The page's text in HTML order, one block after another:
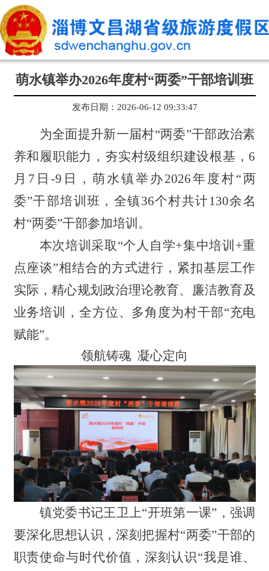
萌水镇举办2026年度村“两委”干部培训班
发布日期：2026-06-12 09:33:47
为全面提升新一届村“两委”干部政治素
养和履职能力，夯实村级组织建设根基，6
月7日-9日，萌水镇举办2026年度村“两
委”干部培训班，全镇36个村共计130余名
村“两委”干部参加培训。
本次培训采取“个人自学+集中培训+重
点座谈”相结合的方式进行，紧扣基层工作
实际，精心规划政治理论教育、廉洁教育及
业务培训，全方位、多角度为村干部“充电
赋能”。
领航铸魂 凝心定向
镇党委书记王卫上“开班第一课”，强调
要深化思想认识，深刻把握村“两委”干部的
职责使命与时代价值，深刻认识“我是谁、